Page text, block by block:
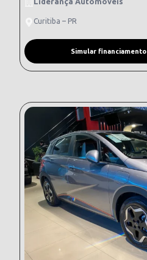
Curitiba – PR
Simular financiamento